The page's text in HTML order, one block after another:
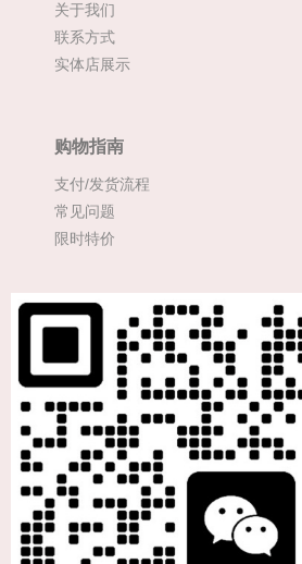
关于我们
联系方式
实体店展示
购物指南
支付/发货流程
常见问题
限时特价